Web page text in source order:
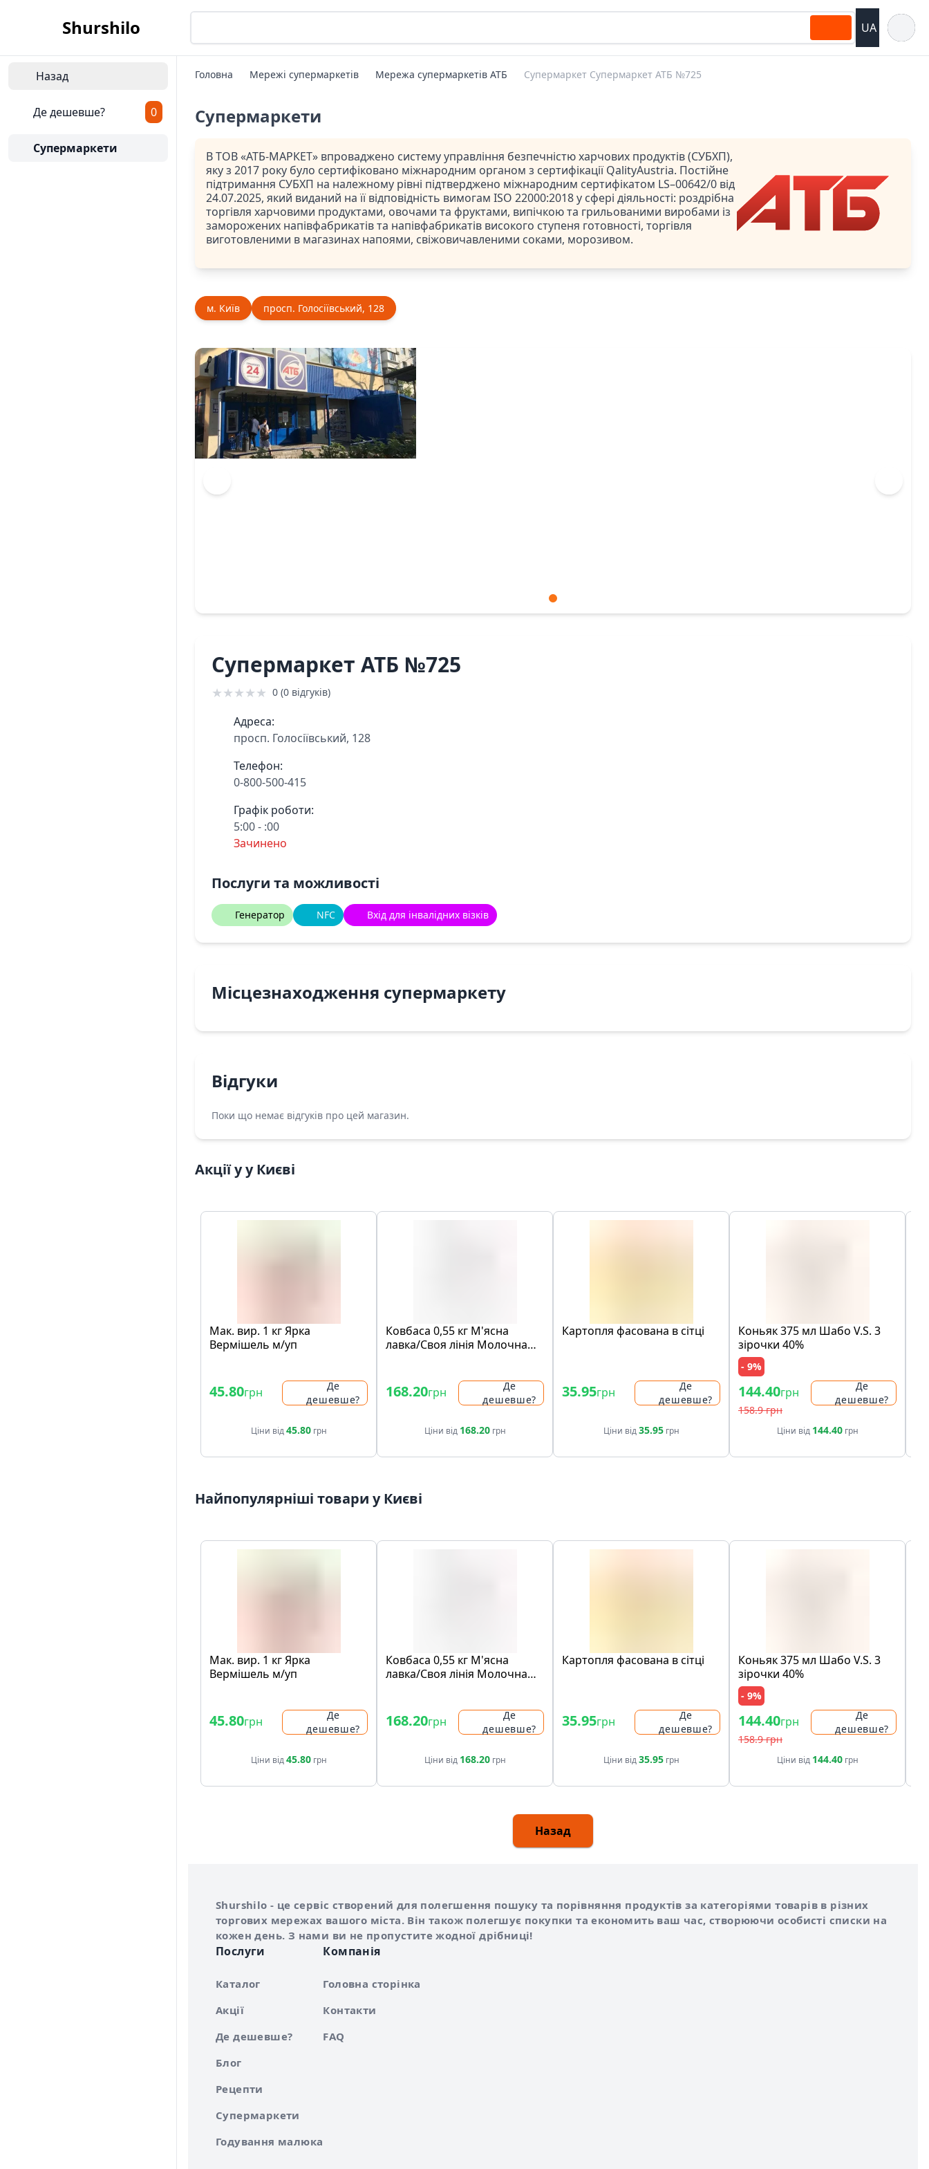
Shurshilo UA
Назад
Де дешевше? 0
Супермаркети
Головна Мережі супермаркетів Мережа супермаркетів АТБ Супермаркет Супермаркет АТБ №725
Супермаркети
В ТОВ «АТБ-МАРКЕТ» впроваджено систему управління безпечністю харчових продуктів (СУБХП),
яку з 2017 року було сертифіковано міжнародним органом з сертифікації QalityAustria. Постійне
підтримання СУБХП на належному рівні підтверджено міжнародним сертифікатом LS–00642/0 від
24.07.2025, який виданий на її відповідність вимогам ISO 22000:2018 у сфері діяльності: роздрібна
торгівля харчовими продуктами, овочами та фруктами, випічкою та грильованими виробами із
заморожених напівфабрикатів та напівфабрикатів високого ступеня готовності, торгівля
виготовленими в магазинах напоями, свіжовичавленими соками, морозивом.
м. Київ просп. Голосіївський, 128
Супермаркет АТБ №725
★★★★★ 0 (0 відгуків)
Адреса:
просп. Голосіївський, 128
Телефон:
0-800-500-415
Графік роботи:
5:00 - :00
Зачинено
Послуги та можливості
Генератор NFC Вхід для інвалідних візків
Місцезнаходження супермаркету
Відгуки
Поки що немає відгуків про цей магазин.
Акції у у Києві
Мак. вир. 1 кг Ярка
Вермішель м/уп
45.80грн
Де
дешевше?
Ціни від45.80грн
Ковбаса 0,55 кг М'ясна
лавка/Своя лінія Молочна
168.20грн
Де
дешевше?
Ціни від 168.20грн
Картопля фасована в сітці
35.95грн
Де
дешевше?
Ціни від35.95грн
Коньяк 375 мл Шабо V.S. 3
зiрочки 40%
- 9%
144.40грн
158.9 грн
Де
дешевше?
Ціни від 144.40грн
Найпопулярніші товари у Києві
Мак. вир. 1 кг Ярка
Вермішель м/уп
45.80грн
Де
дешевше?
Ціни від45.80грн
Ковбаса 0,55 кг М'ясна
лавка/Своя лінія Молочна
168.20грн
Де
дешевше?
Ціни від 168.20грн
Картопля фасована в сітці
35.95грн
Де
дешевше?
Ціни від35.95грн
Коньяк 375 мл Шабо V.S. 3
зiрочки 40%
- 9%
144.40грн
158.9 грн
Де
дешевше?
Ціни від 144.40грн
Назад
Про сервіс Shurshilo
Shurshilo - це сервіс створений для полегшення пошуку та порівняння продуктів за категоріями товарів в різних
торгових мережах вашого міста. Він також полегшує покупки та економить ваш час, створюючи особисті списки на
кожен день. З нами ви не пропустите жодної дрібниці!
Послуги
Каталог
Акції
Де дешевше?
Блог
Рецепти
Супермаркети
Годування малюка
Компанія
Головна сторінка
Контакти
FAQ